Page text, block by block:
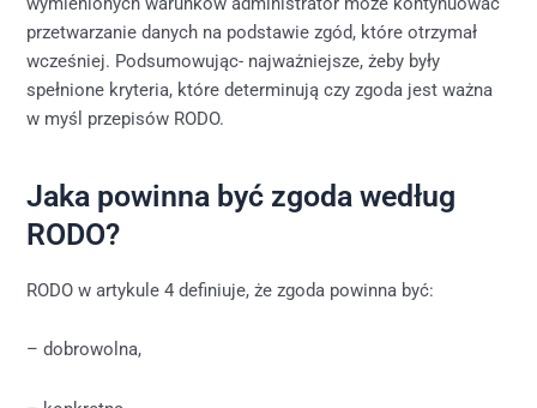
przetwarzanie danych na podstawie zgód, które otrzymał
wcześniej. Podsumowując- najważniejsze, żeby były
spełnione kryteria, które determinują czy zgoda jest ważna
w myśl przepisów RODO.
Jaka powinna być zgoda według
RODO?
RODO w artykule 4 definiuje, że zgoda powinna być:
– dobrowolna,